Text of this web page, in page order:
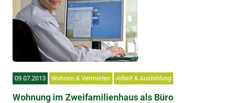
09.07.2013 Wohnen & Vermieten Arbeit & Ausbildung
Wohnung im Zweifamilienhaus als Büro